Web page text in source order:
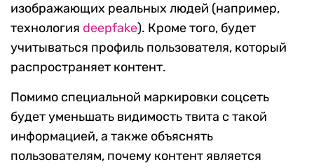
изображающих реальных людей (например,
технология deepfake). Кроме того, будет
учитываться профиль пользователя, который
распространяет контент.
Помимо специальной маркировки соцсеть
будет уменьшать видимость твита с такой
информацией, а также объяснять
пользователям, почему контент является